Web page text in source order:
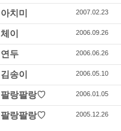
아치미 2007.02.23
체이 2006.09.26
연두 2006.06.26
김송이 2006.05.10
팔랑팔랑♡ 2006.01.05
팔랑팔랑♡ 2005.12.26